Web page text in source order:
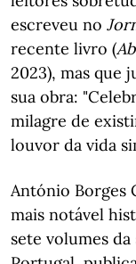
escreveu no
recente livro (
2023), mas que
sua obra:
milagre de
louvor da vida
António Borges
mais notável
sete volumes